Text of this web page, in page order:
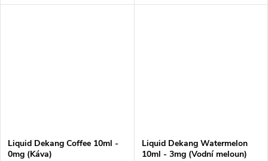
Liquid Dekang Coffee 10ml -
0mg (Káva)
Liquid Dekang Watermelon
10ml - 3mg (Vodní meloun)